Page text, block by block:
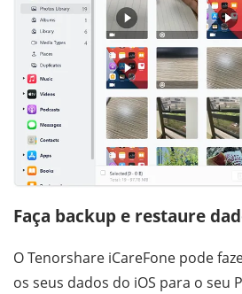
Faça backup e restaure
O Tenorshare iCareFone pode
os seus dados do iOS para o seu